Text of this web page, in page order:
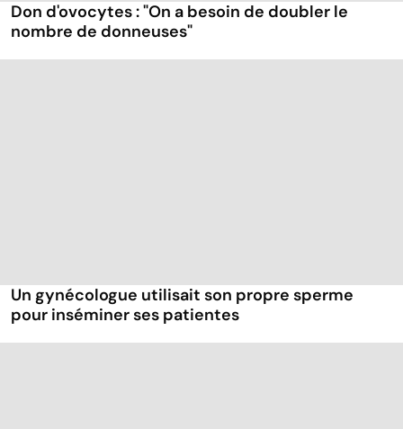
Don d'ovocytes : "On a besoin de doubler le
nombre de donneuses"
Un gynécologue utilisait son propre sperme
pour inséminer ses patientes